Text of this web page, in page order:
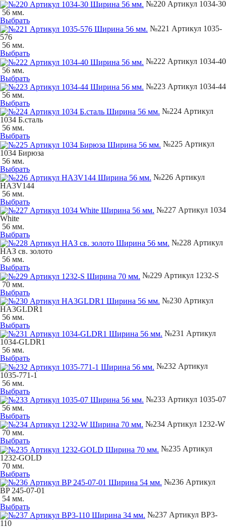
№220 Артикул 1034-30
56 мм.
Выбрать
№221 Артикул 1035-
576
56 мм.
Выбрать
№222 Артикул 1034-40
56 мм.
Выбрать
№223 Артикул 1034-44
56 мм.
Выбрать
№224 Артикул
1034 Б.сталь
56 мм.
Выбрать
№225 Артикул
1034 Бирюза
56 мм.
Выбрать
№226 Артикул
НA3V144
56 мм.
Выбрать
№227 Артикул 1034
White
56 мм.
Выбрать
№228 Артикул
НАЗ св. золото
56 мм.
Выбрать
№229 Артикул 1232-S
70 мм.
Выбрать
№230 Артикул
НA3GLDR1
56 мм.
Выбрать
№231 Артикул
1034-GLDR1
56 мм.
Выбрать
№232 Артикул
1035-771-1
56 мм.
Выбрать
№233 Артикул 1035-07
56 мм.
Выбрать
№234 Артикул 1232-W
70 мм.
Выбрать
№235 Артикул
1232-GOLD
70 мм.
Выбрать
№236 Артикул
BP 245-07-01
54 мм.
Выбрать
№237 Артикул BP3-
110